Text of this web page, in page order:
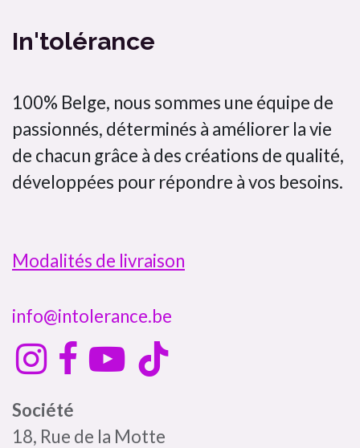
In'tolérance
100% Belge, nous sommes une équipe de
passionnés, déterminés à améliorer la vie
de chacun grâce à des créations de qualité,
développées pour répondre à vos besoins.
Modalités de livraison
info@intolerance.be
Société
18, Rue de la Motte